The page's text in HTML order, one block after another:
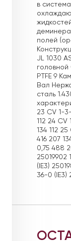
в
полей
JL 1030
PTFE 9
Вал
сталь
23 CV 1-
112 24 CV
134 112
416 207
0,75 488
25019902
(IE3)
36-0 (IE3)